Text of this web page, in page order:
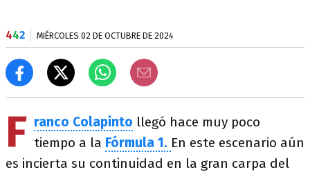
442 MIÉRCOLES 02 DE OCTUBRE DE 2024
F ranco Colapinto llegó hace muy poco
tiempo a la Fórmula 1. En este escenario aún
es incierta su continuidad en la gran carpa del